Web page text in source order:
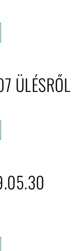
ÜLÉSRŐL